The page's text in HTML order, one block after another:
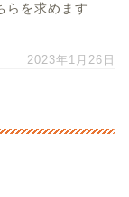
らを求めます
2023年1月26日